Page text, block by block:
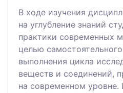
В ходе изучения
на углубление знаний
практики современных
целью
выполнения цикла
веществ и соединений,
на современном уровне.